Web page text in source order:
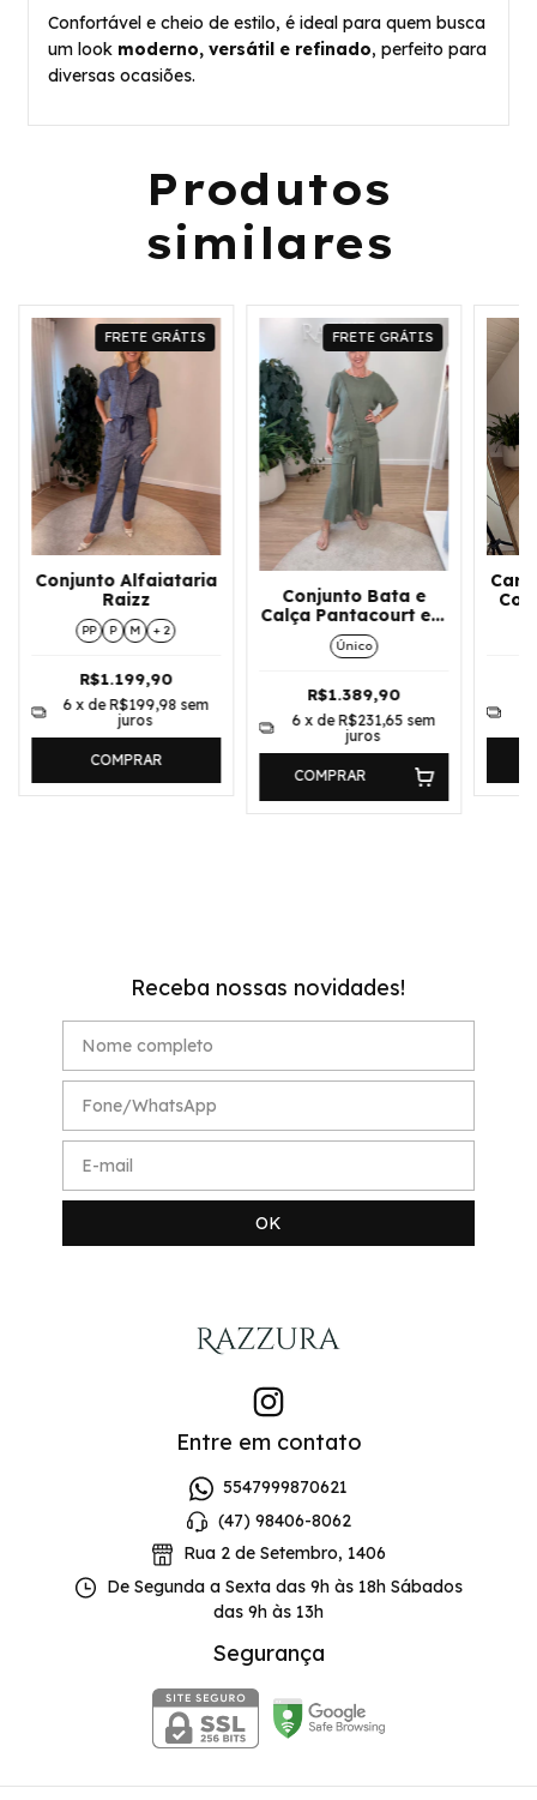
Confortável e cheio de estilo, é ideal para quem busca
um look moderno, versátil e refinado, perfeito para
diversas ocasiões.
Produtos
similares
FRETE GRÁTIS
Conjunto Alfaiataria
Raizz
PP P M + 2
R$1.199,90
6 x deR$199,98 sem
juros
COMPRAR
FRETE GRÁTIS
Conjunto Bata e
Calça Pantacourt em
Linho Italiano
Único
R$1.389,90
6 x deR$231,65 sem
juros
COMPRAR
Receba nossas novidades!
Entre em contato
5547999870621
(47) 98406-8062
Rua 2 de Setembro, 1406
De Segunda a Sexta das 9h às 18h Sábados
das 9h às 13h
Segurança